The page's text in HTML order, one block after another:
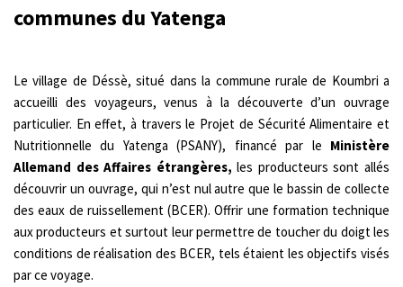
communes du Yatenga
Le village de Déssè, situé dans la commune rurale de Koumbri a
accueilli des voyageurs, venus à la découverte d’un ouvrage
particulier. En effet, à travers le Projet de Sécurité Alimentaire et
Nutritionnelle du Yatenga (PSANY), financé par le Ministère
Allemand des Affaires étrangères,les producteurs sont allés
découvrir un ouvrage, qui n’est nul autre que le bassin de collecte
des eaux de ruissellement (BCER). Offrir une formation technique
aux producteurs et surtout leur permettre de toucher du doigt les
conditions de réalisation des BCER, tels étaient les objectifs visés
par ce voyage.